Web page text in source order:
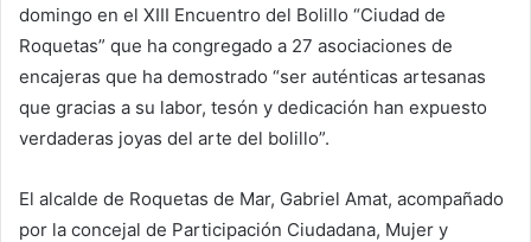
domingo en el XIII Encuentro del Bolillo “Ciudad de
Roquetas” que ha congregado a 27 asociaciones de
encajeras que ha demostrado “ser auténticas artesanas
que gracias a su labor, tesón y dedicación han expuesto
verdaderas joyas del arte del bolillo”.
El alcalde de Roquetas de Mar, Gabriel Amat, acompañado
por la concejal de Participación Ciudadana, Mujer y